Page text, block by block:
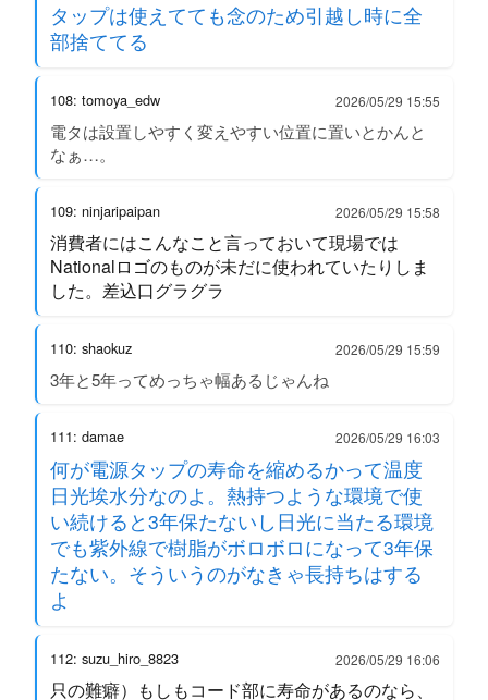
タップは使えてても念のため引越し時に全
部捨ててる
108: tomoya_edw 2026/05/29 15:55
電タは設置しやすく変えやすい位置に置いとかんと
なぁ…。
109: ninjaripaipan 2026/05/29 15:58
消費者にはこんなこと言っておいて現場では
Nationalロゴのものが未だに使われていたりしま
した。差込口グラグラ
110: shaokuz 2026/05/29 15:59
3年と5年ってめっちゃ幅あるじゃんね
111: damae 2026/05/29 16:03
何が電源タップの寿命を縮めるかって温度
日光埃水分なのよ。熱持つような環境で使
い続けると3年保たないし日光に当たる環境
でも紫外線で樹脂がボロボロになって3年保
たない。そういうのがなきゃ長持ちはする
よ
112: suzu_hiro_8823 2026/05/29 16:06
只の難癖）もしもコード部に寿命があるのなら、